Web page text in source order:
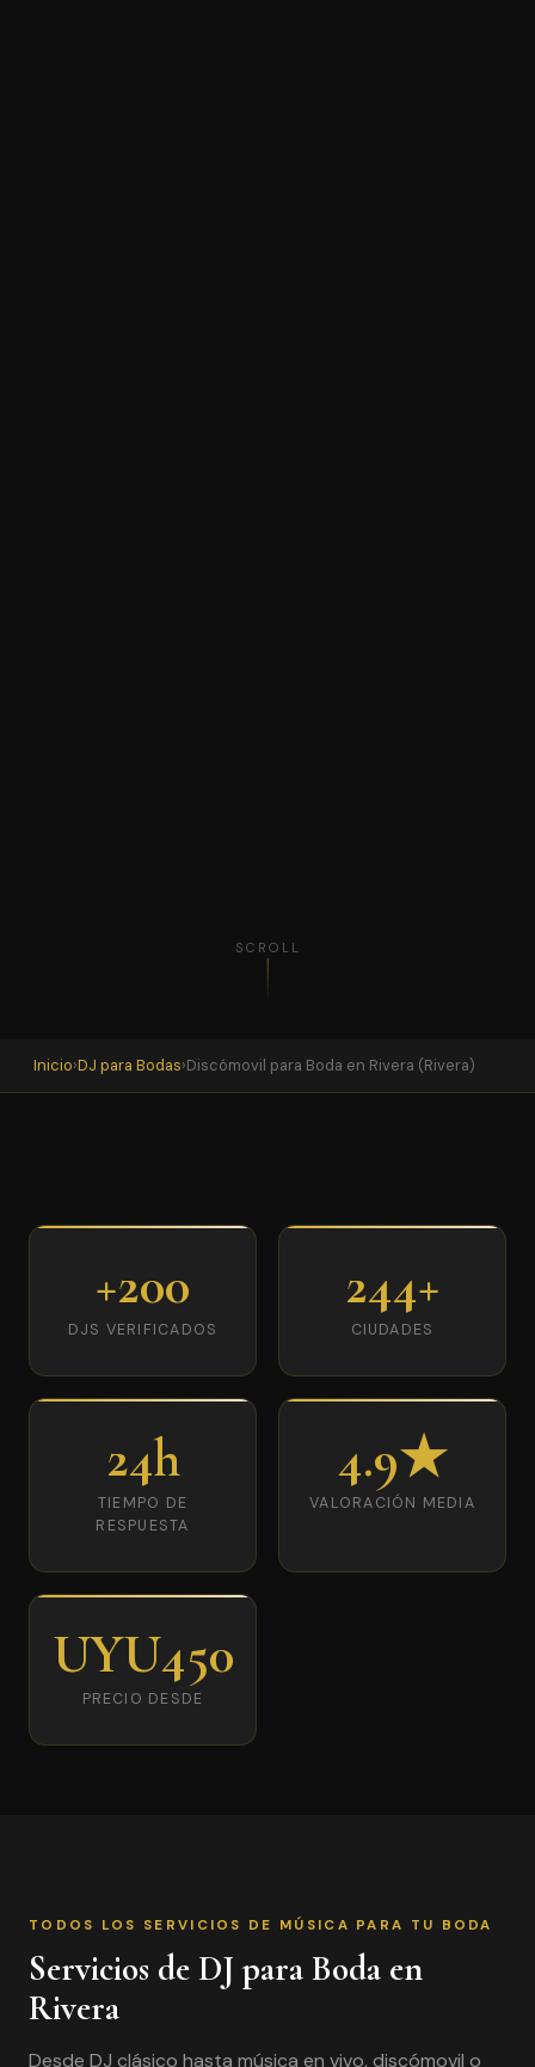
SCROLL
Inicio›DJ para Bodas›Discómovil para Boda en Rivera (Rivera)
+200
DJS VERIFICADOS
244+
CIUDADES
24h
TIEMPO DE
RESPUESTA
4.9★
VALORACIÓN MEDIA
UYU450
PRECIO DESDE
TODOS LOS SERVICIOS DE MÚSICA PARA TU BODA
Servicios de DJ para Boda en
Rivera
Desde DJ clásico hasta música en vivo, discómovil o